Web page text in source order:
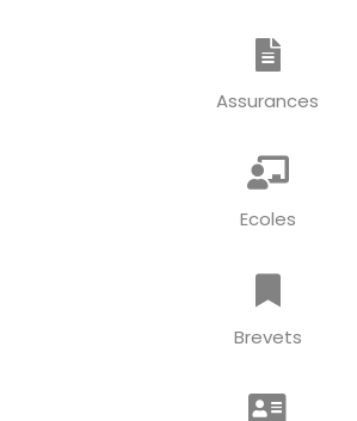
Assurances
Ecoles
Brevets